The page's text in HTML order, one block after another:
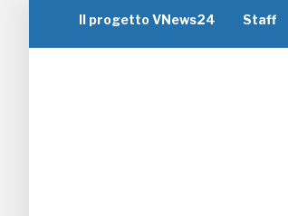
Il progetto VNews24 Staff